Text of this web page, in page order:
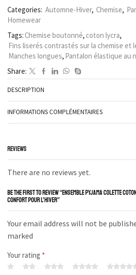
Categories: Automne-Hiver, Chemise,
Homewear
Tags: Chemise boutonné, coton lycra,
Fins liserés contrastés sur la chemise et
Manches longues, Pantalon élastique au
Share:
DESCRIPTION
INFORMATIONS COMPLÉMENTAIRES
REVIEWS
There are no reviews yet.
BE THE FIRST TO REVIEW “ENSEMBLE PYJAMA COLETTE
CONFORT POUR L’HIVER”
Your email address will not be
marked
Your rating *